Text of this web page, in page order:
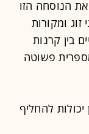
הנוסחה הזו
ומקורות
בין קרנות
פשוטה
להחליף